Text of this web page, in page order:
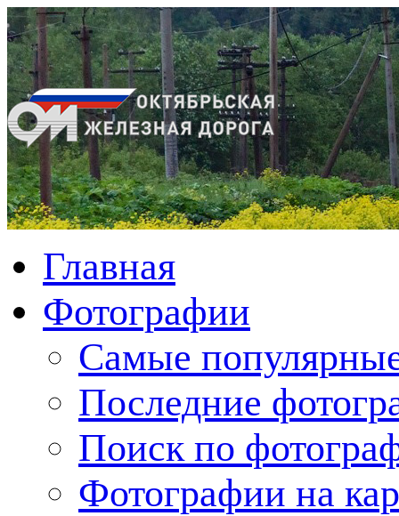
Главная
Фотографии
Cамые
Последние
Поиск по
Фотографии на